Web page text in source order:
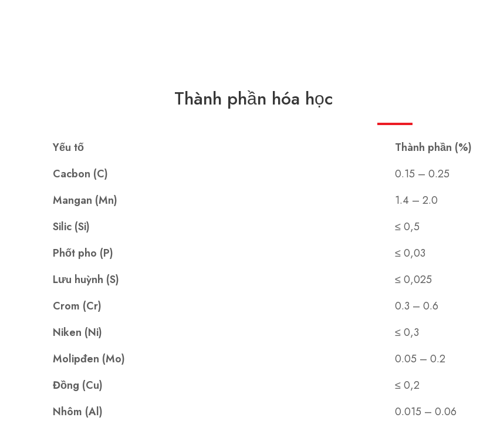
Thành phần hóa học
Yếu tố
Thành phần (%)
Cacbon (C)
0.15 – 0.25
Mangan (Mn)
1.4 – 2.0
Silic (Si)
≤ 0,5
Phốt pho (P)
≤ 0,03
Lưu huỳnh (S)
≤ 0,025
Crom (Cr)
0.3 – 0.6
Niken (Ni)
≤ 0,3
Molipđen (Mo)
0.05 – 0.2
Đồng (Cu)
≤ 0,2
Nhôm (Al)
0.015 – 0.06